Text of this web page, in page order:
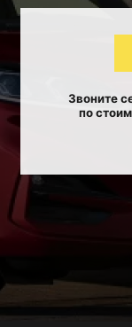
Звоните
по